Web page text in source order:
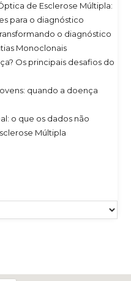
de Esclerose Múltipla:
para o diagnóstico
o diagnóstico
Monoclonais
Os principais desafios do
quando a doença
o que os dados não
Múltipla